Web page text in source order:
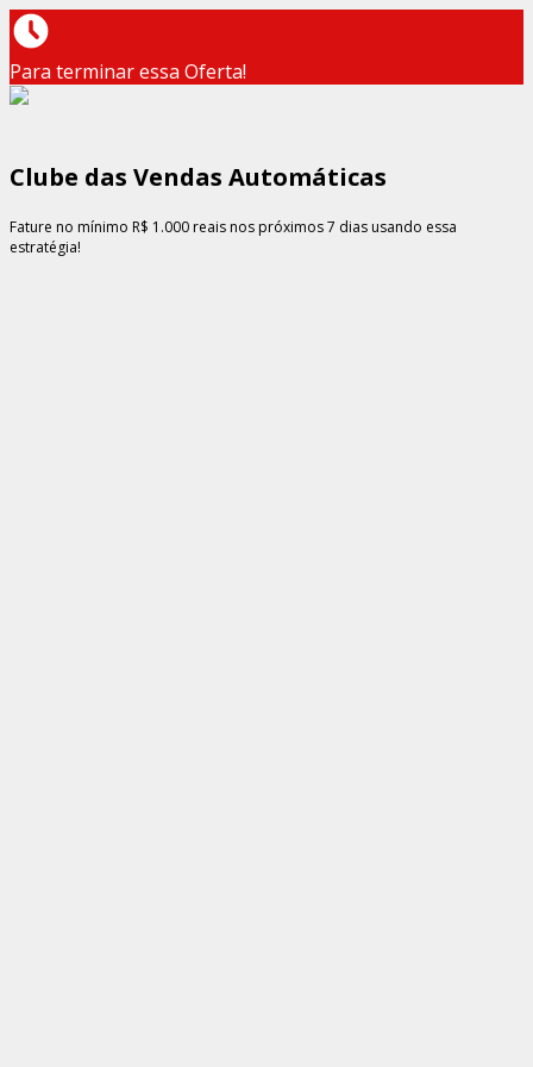
Para terminar essa Oferta!
Clube das Vendas Automáticas
Fature no mínimo R$ 1.000 reais nos próximos 7 dias usando essa
estratégia!